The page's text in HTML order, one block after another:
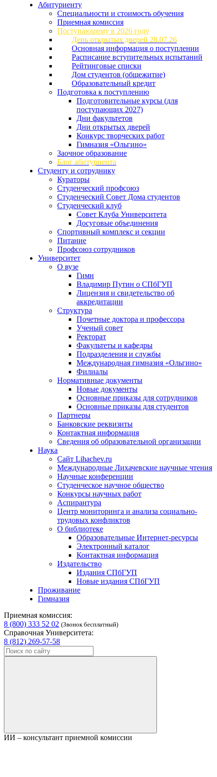
Абитуриенту
Специальности и стоимость обучения
Приемная комиссия
Поступающему в 2026 году
День открытых дверей 28.07.26
Основная информация о поступлении
Расписание вступительных испытаний
Рейтинговые списки
Дом студентов (общежитие)
Образовательный кредит
Подготовка к поступлению
Подготовительные курсы (для
поступающих 2027)
Дни факультетов
Дни открытых дверей
Конкурс творческих работ
Гимназия «Ольгино»
Заочное образование
Блог абитуриента
Студенту и сотруднику
Кураторы
Студенческий профсоюз
Студенческий Совет Дома студентов
Студенческий клуб
Совет Клуба Университета
Досуговые объединения
Спортивный комплекс и секции
Питание
Профсоюз сотрудников
Университет
О вузе
Гимн
Владимир Путин о СПбГУП
Лицензия и свидетельство об
аккредитации
Структура
Почетные доктора и профессора
Ученый совет
Ректорат
Факультеты и кафедры
Подразделения и службы
Международная гимназия «Ольгино»
Филиалы
Нормативные документы
Новые документы
Основные приказы для сотрудников
Основные приказы для студентов
Партнеры
Банковские реквизиты
Контактная информация
Сведения об образовательной организации
Наука
Сайт Lihachev.ru
Международные Лихачевские научные чтения
Научные конференции
Студенческое научное общество
Конкурсы научных работ
Аспирантура
Центр мониторинга и анализа социально-
трудовых конфликтов
О библиотеке
Образовательные Интернет-ресурсы
Электронный каталог
Контактная информация
Издательство
Издания СПбГУП
Новые издания СПбГУП
Проживание
Гимназия
Приемная комиссия:
8 (800) 333 52 02 (Звонок бесплатный)
Справочная Университета:
8 (812) 269-57-58
ИИ – консультант приемной комиссии